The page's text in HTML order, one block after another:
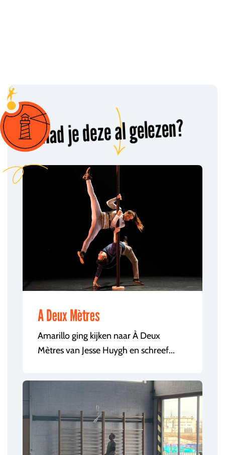
Had je deze al gelezen?
A Deux Mètres
Amarillo ging kijken naar À Deux
Mètres van Jesse Huygh en schreef...